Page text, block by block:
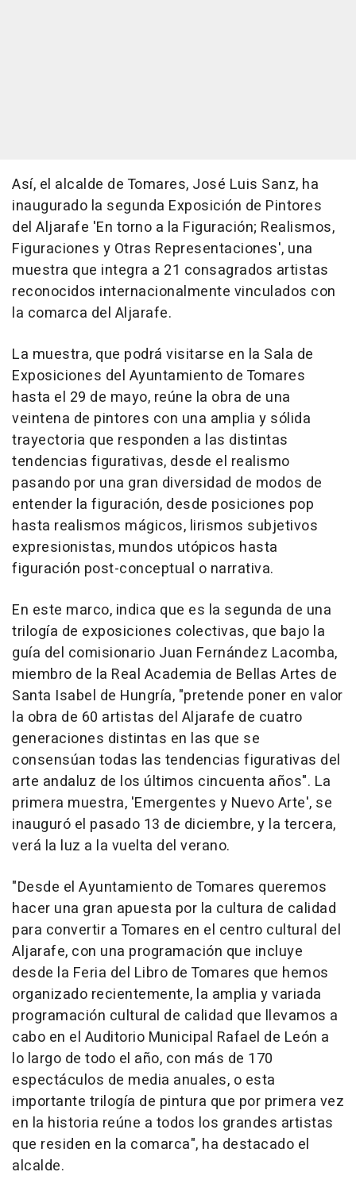
Así, el alcalde de Tomares, José Luis Sanz, ha
inaugurado la segunda Exposición de Pintores
del Aljarafe 'En torno a la Figuración; Realismos,
Figuraciones y Otras Representaciones', una
muestra que integra a 21 consagrados artistas
reconocidos internacionalmente vinculados con
la comarca del Aljarafe.
La muestra, que podrá visitarse en la Sala de
Exposiciones del Ayuntamiento de Tomares
hasta el 29 de mayo, reúne la obra de una
veintena de pintores con una amplia y sólida
trayectoria que responden a las distintas
tendencias figurativas, desde el realismo
pasando por una gran diversidad de modos de
entender la figuración, desde posiciones pop
hasta realismos mágicos, lirismos subjetivos
expresionistas, mundos utópicos hasta
figuración post-conceptual o narrativa.
En este marco, indica que es la segunda de una
trilogía de exposiciones colectivas, que bajo la
guía del comisionario Juan Fernández Lacomba,
miembro de la Real Academia de Bellas Artes de
Santa Isabel de Hungría, "pretende poner en valor
la obra de 60 artistas del Aljarafe de cuatro
generaciones distintas en las que se
consensúan todas las tendencias figurativas del
arte andaluz de los últimos cincuenta años". La
primera muestra, 'Emergentes y Nuevo Arte', se
inauguró el pasado 13 de diciembre, y la tercera,
verá la luz a la vuelta del verano.
"Desde el Ayuntamiento de Tomares queremos
hacer una gran apuesta por la cultura de calidad
para convertir a Tomares en el centro cultural del
Aljarafe, con una programación que incluye
desde la Feria del Libro de Tomares que hemos
organizado recientemente, la amplia y variada
programación cultural de calidad que llevamos a
cabo en el Auditorio Municipal Rafael de León a
lo largo de todo el año, con más de 170
espectáculos de media anuales, o esta
importante trilogía de pintura que por primera vez
en la historia reúne a todos los grandes artistas
que residen en la comarca", ha destacado el
alcalde.